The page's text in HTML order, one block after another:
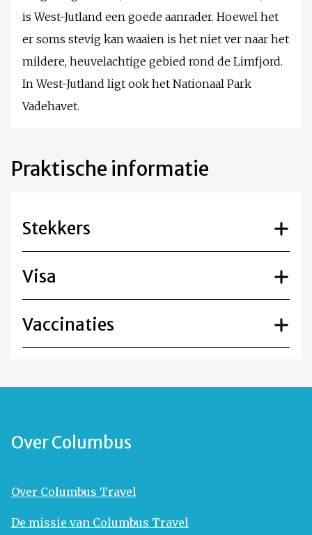
is West-Jutland een goede aanrader. Hoewel het
er soms stevig kan waaien is het niet ver naar het
mildere, heuvelachtige gebied rond de Limfjord.
In West-Jutland ligt ook het Nationaal Park
Vadehavet.
Praktische informatie
Stekkers
Visa
Vaccinaties
Over Columbus
Over Columbus Travel
De missie van Columbus Travel